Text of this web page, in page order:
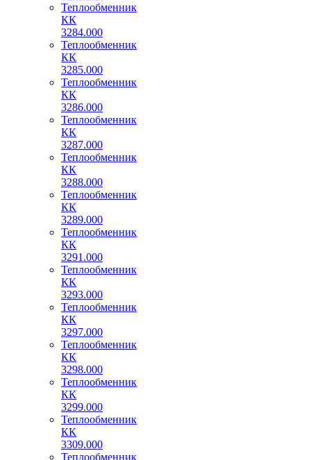
Теплообменник
КК
3284.000
Теплообменник
КК
3285.000
Теплообменник
КК
3286.000
Теплообменник
КК
3287.000
Теплообменник
КК
3288.000
Теплообменник
КК
3289.000
Теплообменник
КК
3291.000
Теплообменник
КК
3293.000
Теплообменник
КК
3297.000
Теплообменник
КК
3298.000
Теплообменник
КК
3299.000
Теплообменник
КК
3309.000
Теплообменник